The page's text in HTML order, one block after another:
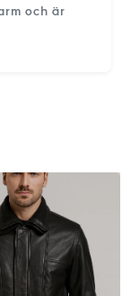
och är